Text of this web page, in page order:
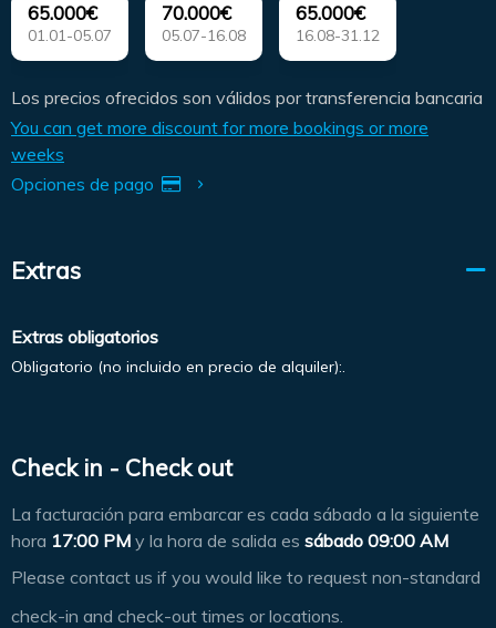
65.000€
01.01-05.07
70.000€
05.07-16.08
65.000€
16.08-31.12
Los precios ofrecidos son válidos por transferencia bancaria
You can get more discount for more bookings or more
weeks
Opciones de pago
Extras
Extras obligatorios
Obligatorio (no incluido en precio de alquiler):.
Check in - Check out
La facturación para embarcar es cada sábado a la siguiente
hora 17:00 PM y la hora de salida es sábado 09:00 AM
Please contact us if you would like to request non-standard
check-in and check-out times or locations.